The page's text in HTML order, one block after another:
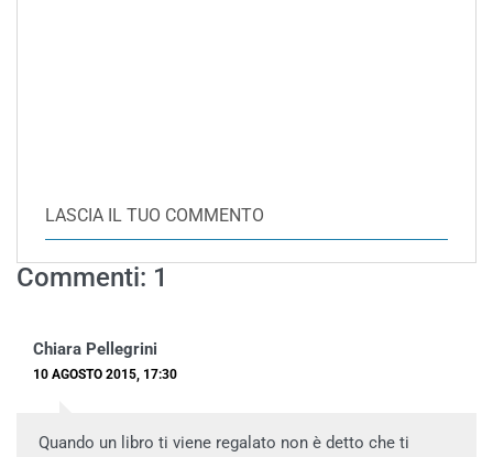
LASCIA IL TUO COMMENTO
Commenti: 1
Chiara Pellegrini
10 AGOSTO 2015, 17:30
Quando un libro ti viene regalato non è detto che ti